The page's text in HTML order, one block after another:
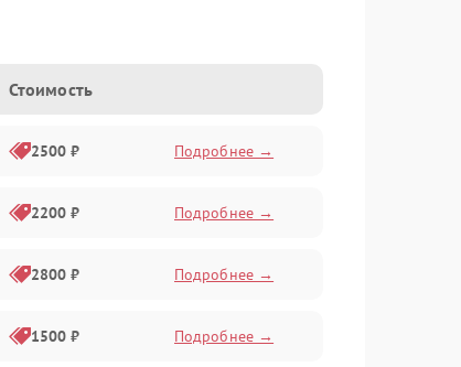
Стоимость
2500 ₽ Подробнее →
2200 ₽ Подробнее →
2800 ₽ Подробнее →
1500 ₽ Подробнее →